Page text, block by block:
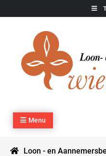
to
Loon – en
Kraan- en
Menu
Loon - en